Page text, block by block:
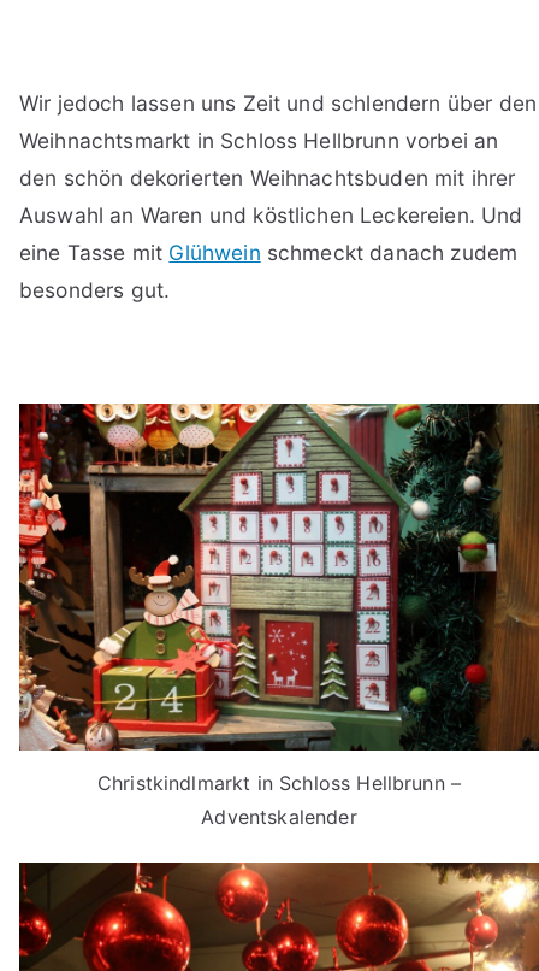
Wir jedoch lassen uns Zeit und schlendern über den
Weihnachtsmarkt in Schloss Hellbrunn vorbei an
den schön dekorierten Weihnachtsbuden mit ihrer
Auswahl an Waren und köstlichen Leckereien. Und
eine Tasse mit Glühwein schmeckt danach zudem
besonders gut.
Christkindlmarkt in Schloss Hellbrunn –
Adventskalender